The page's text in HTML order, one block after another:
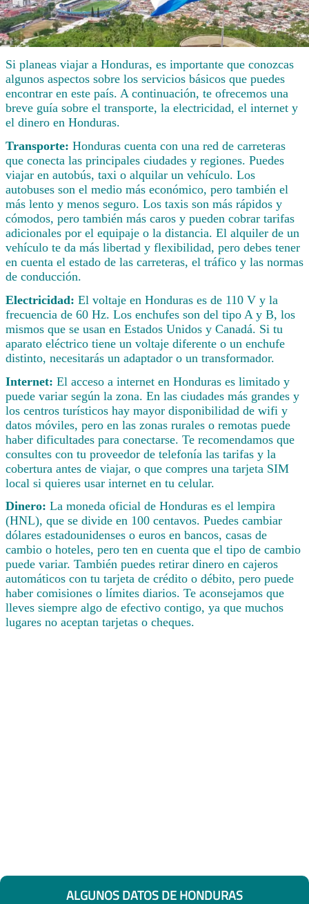
Si planeas viajar a Honduras, es importante que conozcas
algunos aspectos sobre los servicios básicos que puedes
encontrar en este país. A continuación, te ofrecemos una
breve guía sobre el transporte, la electricidad, el internet y
el dinero en Honduras.
Transporte: Honduras cuenta con una red de carreteras
que conecta las principales ciudades y regiones. Puedes
viajar en autobús, taxi o alquilar un vehículo. Los
autobuses son el medio más económico, pero también el
más lento y menos seguro. Los taxis son más rápidos y
cómodos, pero también más caros y pueden cobrar tarifas
adicionales por el equipaje o la distancia. El alquiler de un
vehículo te da más libertad y flexibilidad, pero debes tener
en cuenta el estado de las carreteras, el tráfico y las normas
de conducción.
Electricidad: El voltaje en Honduras es de 110 V y la
frecuencia de 60 Hz. Los enchufes son del tipo A y B, los
mismos que se usan en Estados Unidos y Canadá. Si tu
aparato eléctrico tiene un voltaje diferente o un enchufe
distinto, necesitarás un adaptador o un transformador.
Internet: El acceso a internet en Honduras es limitado y
puede variar según la zona. En las ciudades más grandes y
los centros turísticos hay mayor disponibilidad de wifi y
datos móviles, pero en las zonas rurales o remotas puede
haber dificultades para conectarse. Te recomendamos que
consultes con tu proveedor de telefonía las tarifas y la
cobertura antes de viajar, o que compres una tarjeta SIM
local si quieres usar internet en tu celular.
Dinero: La moneda oficial de Honduras es el lempira
(HNL), que se divide en 100 centavos. Puedes cambiar
dólares estadounidenses o euros en bancos, casas de
cambio o hoteles, pero ten en cuenta que el tipo de cambio
puede variar. También puedes retirar dinero en cajeros
automáticos con tu tarjeta de crédito o débito, pero puede
haber comisiones o límites diarios. Te aconsejamos que
lleves siempre algo de efectivo contigo, ya que muchos
lugares no aceptan tarjetas o cheques.
ALGUNOS DATOS DE HONDURAS